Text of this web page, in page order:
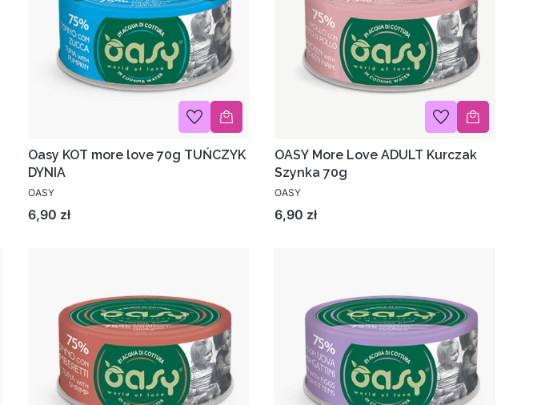
Oasy KOT more love 70g TUŃCZYK
DYNIA
OASY
Cena
6,90 zł
OASY More Love ADULT Kurczak
Szynka 70g
OASY
Cena
6,90 zł